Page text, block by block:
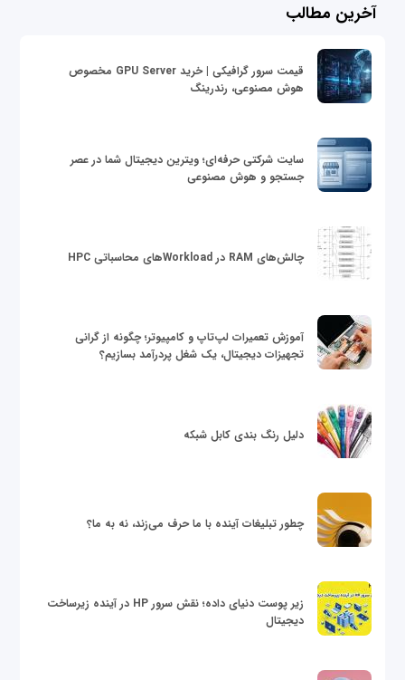
آخرین مطالب
قیمت سرور گرافیکی | خرید GPU Server مخصوص
هوش مصنوعی، رندرینگ
سایت شرکتی حرفه‌ای؛ ویترین دیجیتال شما در عصر
جستجو و هوش مصنوعی
چالش‌های RAM در Workloadهای محاسباتی HPC
آموزش تعمیرات لپ‌تاپ و کامپیوتر؛ چگونه از گرانی
تجهیزات دیجیتال، یک شغل پردرآمد بسازیم؟
دلیل رنگ بندی کابل شبکه
چطور تبلیغات آینده با ما حرف می‌زند، نه به ما؟
زیر پوست دنیای داده؛ نقش سرور HP در آینده زیرساخت
دیجیتال